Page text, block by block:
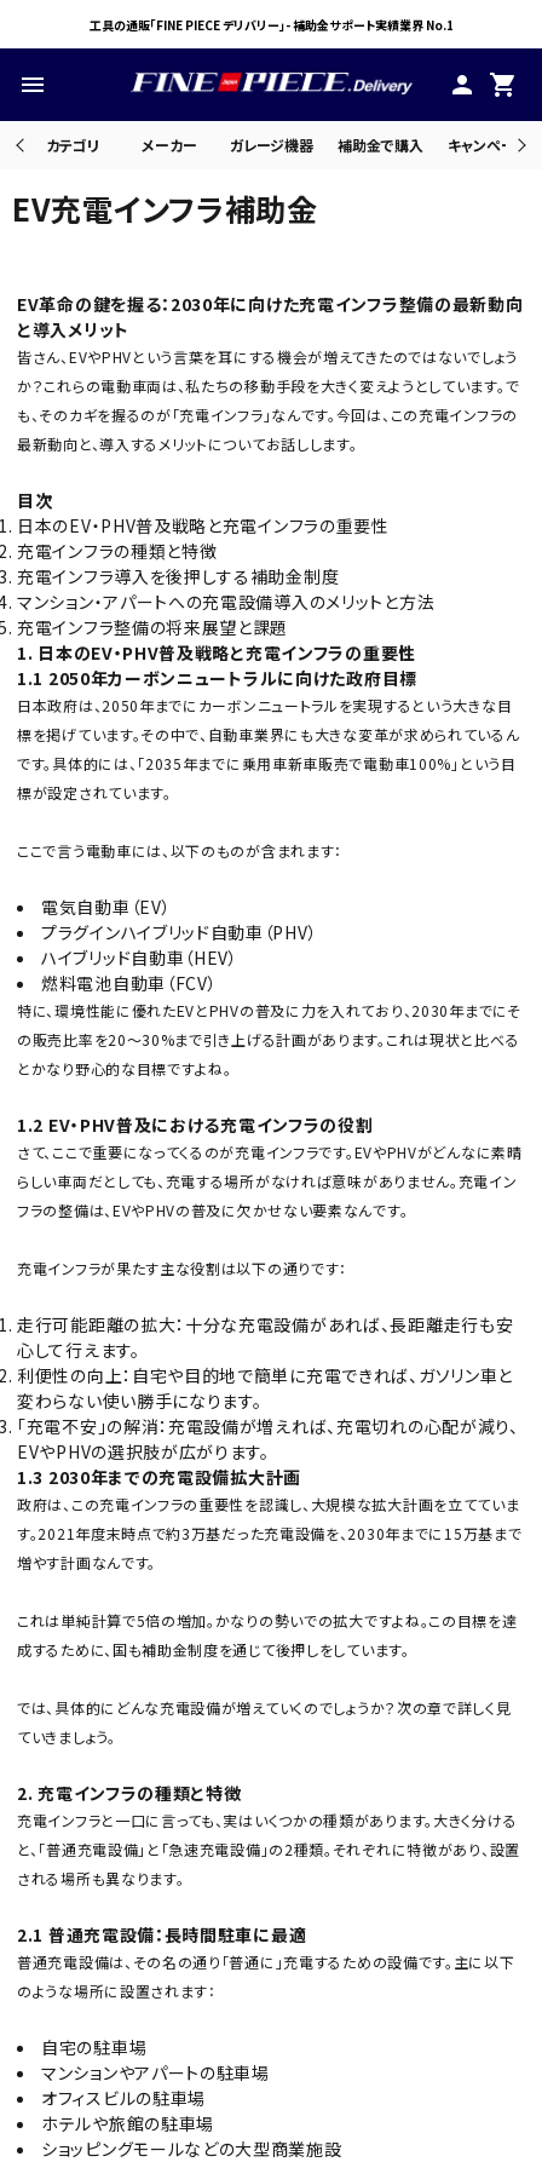
工具の通販「FINE PIECE デリバリー」- 補助金サポート実績業界 No.1
menu person shopping_cart
カテゴリ メーカー ガレージ機器 補助金で購入 キャンペーン
search
ACCOUNT MENU
ようこそ ゲスト 様
meeting_room ログイン person 会員登録
カテゴリから選ぶ
補助金で購入
EV充電インフラ補助金
EV革命の鍵を握る：2030年に向けた充電インフラ整備の最新動向
と導入メリット
皆さん、EVやPHVという言葉を耳にする機会が増えてきたのではないでしょう
か？これらの電動車両は、私たちの移動手段を大きく変えようとしています。で
も、そのカギを握るのが「充電インフラ」なんです。今回は、この充電インフラの
最新動向と、導入するメリットについてお話しします。
目次
日本のEV・PHV普及戦略と充電インフラの重要性
充電インフラの種類と特徴
充電インフラ導入を後押しする補助金制度
マンション・アパートへの充電設備導入のメリットと方法
充電インフラ整備の将来展望と課題
1. 日本のEV・PHV普及戦略と充電インフラの重要性
1.1 2050年カーボンニュートラルに向けた政府目標
日本政府は、2050年までにカーボンニュートラルを実現するという大きな目
標を掲げています。その中で、自動車業界にも大きな変革が求められているん
です。具体的には、「2035年までに乗用車新車販売で電動車100%」という目
標が設定されています。
ここで言う電動車には、以下のものが含まれます：
電気自動車（EV）
プラグインハイブリッド自動車（PHV）
ハイブリッド自動車（HEV）
燃料電池自動車（FCV）
特に、環境性能に優れたEVとPHVの普及に力を入れており、2030年までにそ
の販売比率を20〜30%まで引き上げる計画があります。これは現状と比べる
とかなり野心的な目標ですよね。
1.2 EV・PHV普及における充電インフラの役割
さて、ここで重要になってくるのが充電インフラです。EVやPHVがどんなに素晴
らしい車両だとしても、充電する場所がなければ意味がありません。充電イン
フラの整備は、EVやPHVの普及に欠かせない要素なんです。
充電インフラが果たす主な役割は以下の通りです：
走行可能距離の拡大：十分な充電設備があれば、長距離走行も安
心して行えます。
利便性の向上：自宅や目的地で簡単に充電できれば、ガソリン車と
変わらない使い勝手になります。
「充電不安」の解消：充電設備が増えれば、充電切れの心配が減り、
EVやPHVの選択肢が広がります。
1.3 2030年までの充電設備拡大計画
政府は、この充電インフラの重要性を認識し、大規模な拡大計画を立てていま
す。2021年度末時点で約3万基だった充電設備を、2030年までに15万基まで
増やす計画なんです。
これは単純計算で5倍の増加。かなりの勢いでの拡大ですよね。この目標を達
成するために、国も補助金制度を通じて後押しをしています。
では、具体的にどんな充電設備が増えていくのでしょうか？次の章で詳しく見
ていきましょう。
2. 充電インフラの種類と特徴
充電インフラと一口に言っても、実はいくつかの種類があります。大きく分ける
と、「普通充電設備」と「急速充電設備」の2種類。それぞれに特徴があり、設置
される場所も異なります。
2.1 普通充電設備：長時間駐車に最適
普通充電設備は、その名の通り「普通に」充電するための設備です。主に以下
のような場所に設置されます：
自宅の駐車場
マンションやアパートの駐車場
オフィスビルの駐車場
ホテルや旅館の駐車場
ショッピングモールなどの大型商業施設